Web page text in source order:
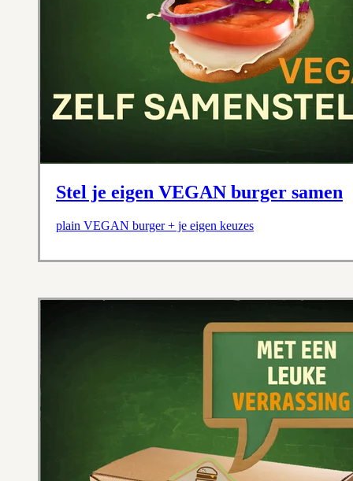
Stel je eigen VEGAN burger samen
plain VEGAN burger + je eigen keuzes